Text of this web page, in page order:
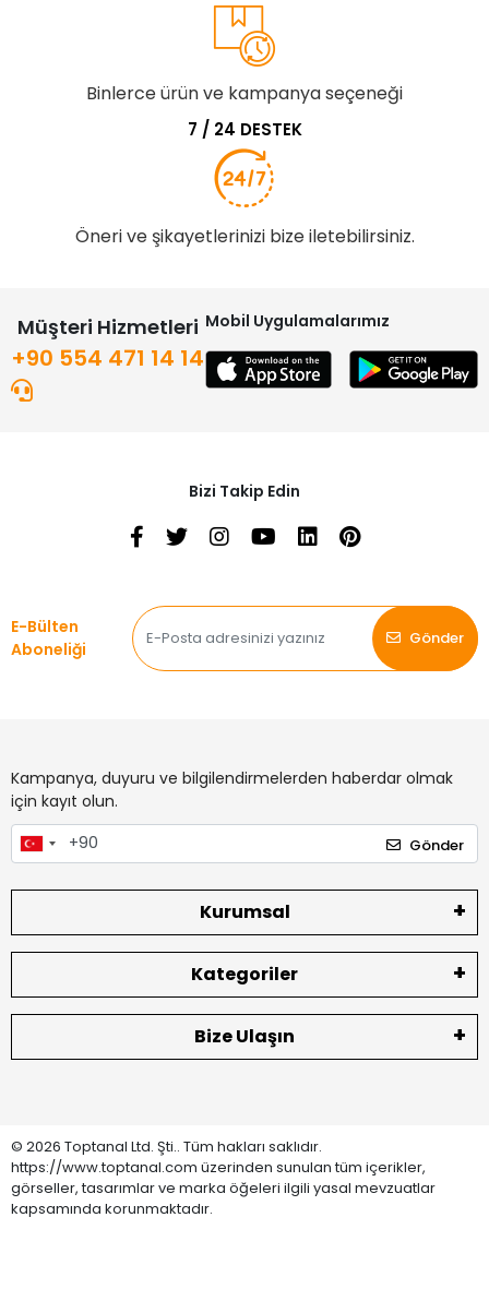
Binlerce ürün ve kampanya seçeneği
7 / 24 DESTEK
Öneri ve şikayetlerinizi bize iletebilirsiniz.
Müşteri Hizmetleri
+90 554 471 14 14
Mobil Uygulamalarımız
Bizi Takip Edin
E-Bülten
Aboneliği
Gönder
Kampanya, duyuru ve bilgilendirmelerden haberdar olmak
için kayıt olun.
Gönder
Kurumsal
Kategoriler
Bize Ulaşın
© 2026 Toptanal Ltd. Şti.. Tüm hakları saklıdır.
https://www.toptanal.com üzerinden sunulan tüm içerikler,
görseller, tasarımlar ve marka öğeleri ilgili yasal mevzuatlar
kapsamında korunmaktadır.